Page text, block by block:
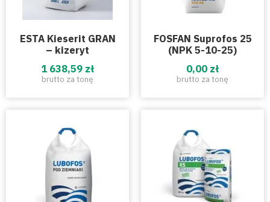
ESTA Kieserit GRAN
– kizeryt
1 638,59 zł
brutto za tonę
FOSFAN Suprofos 25
(NPK 5-10-25)
0,00 zł
brutto za tonę